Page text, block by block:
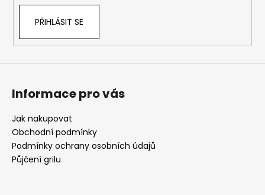
PŘIHLÁSIT SE
Informace pro vás
Jak nakupovat
Obchodní podmínky
Podmínky ochrany osobních údajů
Půjčení grilu